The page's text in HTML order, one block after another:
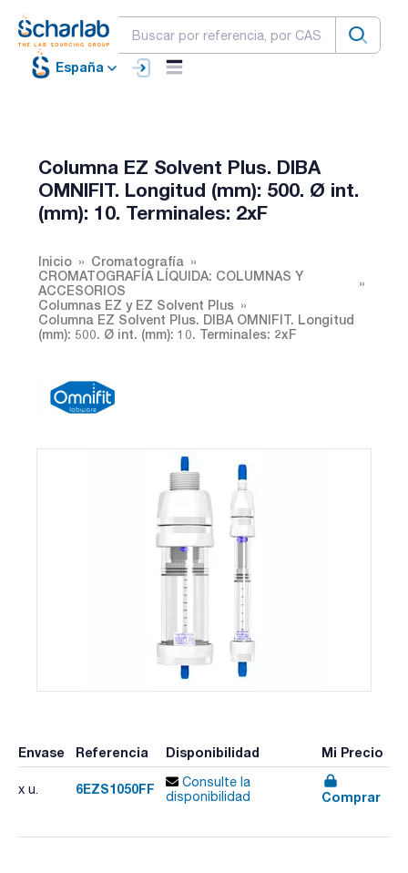
España
Columna EZ Solvent Plus. DIBA
OMNIFIT. Longitud (mm): 500. Ø int.
(mm): 10. Terminales: 2xF
Inicio
Cromatografía
CROMATOGRAFÍA LÍQUIDA: COLUMNAS Y
ACCESORIOS
Columnas EZ y EZ Solvent Plus
Columna EZ Solvent Plus. DIBA OMNIFIT. Longitud
(mm): 500. Ø int. (mm): 10. Terminales: 2xF
Envase Referencia Disponibilidad Mi Precio
x u. 6EZS1050FF
Consulte la
disponibilidad
Comprar